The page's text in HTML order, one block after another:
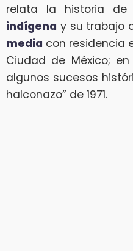
relata la historia de
indígena y su trabajo
media con residencia
Ciudad de México;
algunos sucesos
halconazo” de 1971.